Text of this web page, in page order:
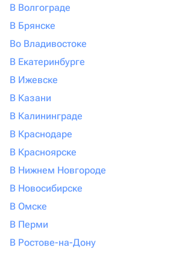
В Волгограде
В Брянске
Во Владивостоке
В Екатеринбурге
В Ижевске
В Казани
В Калининграде
В Краснодаре
В Красноярске
В Нижнем Новгороде
В Новосибирске
В Омске
В Перми
В Ростове-на-Дону